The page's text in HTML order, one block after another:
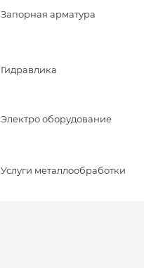
Запорная арматура
Гидравлика
Электро оборудование
Услуги металлообработки